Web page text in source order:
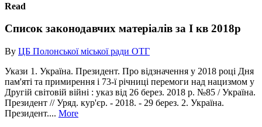
Read
Список законодавчих матеріалів за І кв 2018р
By ЦБ Полонської міської ради ОТГ
Укази 1. Україна. Президент. Про відзначення у 2018 році Дня
пам'яті та примирення і 73-ї річниці перемоги над нацизмом у
Другій світовій війні : указ від 26 берез. 2018 р. №85 / Україна.
Президент // Уряд. кур'єр. - 2018. - 29 берез. 2. Україна.
Президент.... More